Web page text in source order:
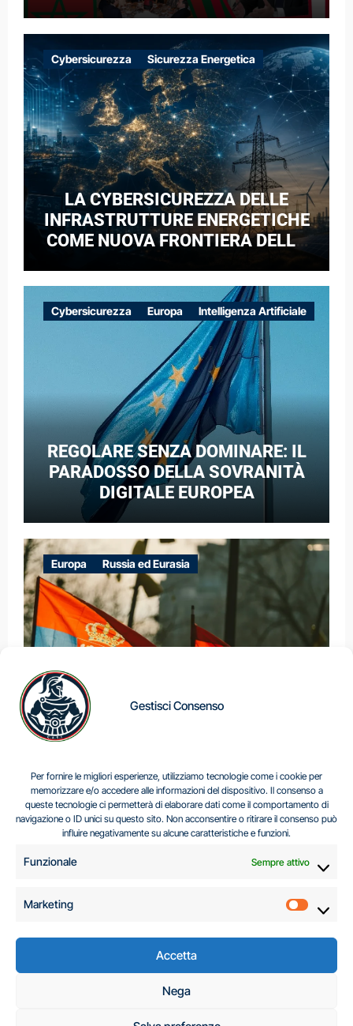
Gestisci Consenso
Per fornire le migliori esperienze, utilizziamo tecnologie come i cookie per
memorizzare e/o accedere alle informazioni del dispositivo. Il consenso a
queste tecnologie ci permetterà di elaborare dati come il comportamento di
navigazione o ID unici su questo sito. Non acconsentire o ritirare il consenso può
influire negativamente su alcune caratteristiche e funzioni.
Funzionale Sempre attivo
Marketing
Accetta
Nega
Cybersicurezza Sicurezza Energetica
LA CYBERSICUREZZA DELLE
INFRASTRUTTURE ENERGETICHE
COME NUOVA FRONTIERA DELLA
CASO DELLE RETI ELETTRICHE
EUROPEE NEL CONTESTO DELLA
GUERRA IBRIDA
Cybersicurezza Europa Intelligenza Artificiale
REGOLARE SENZA DOMINARE: IL
PARADOSSO DELLA SOVRANITÀ
DIGITALE EUROPEA
Europa Russia ed Eurasia
Centro Analisi e Studi Italus © Tutti i diritti riservati
C.A.S.I. – Centro
Analisi e Studi Italus